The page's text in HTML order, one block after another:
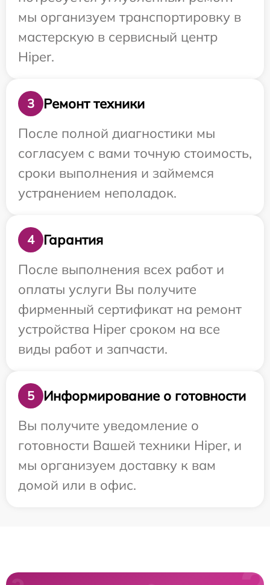
мы организуем транспортировку в
мастерскую в сервисный центр
Hiper.
3
Ремонт техники
После полной диагностики мы
согласуем с вами точную стоимость,
сроки выполнения и займемся
устранением неполадок.
4
Гарантия
После выполнения всех работ и
оплаты услуги Вы получите
фирменный сертификат на ремонт
устройства Hiper сроком на все
виды работ и запчасти.
5
Информирование о готовности
Вы получите уведомление о
готовности Вашей техники Hiper, и
мы организуем доставку к вам
домой или в офис.